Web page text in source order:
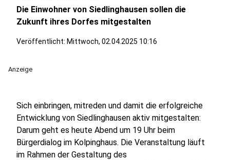
Die Einwohner von Siedlinghausen sollen die
Zukunft ihres Dorfes mitgestalten
Veröffentlicht: Mittwoch, 02.04.2025 10:16
Anzeige
Sich einbringen, mitreden und damit die erfolgreiche
Entwicklung von Siedlinghausen aktiv mitgestalten:
Darum geht es heute Abend um 19 Uhr beim
Bürgerdialog im Kolpinghaus. Die Veranstaltung läuft
im Rahmen der Gestaltung des